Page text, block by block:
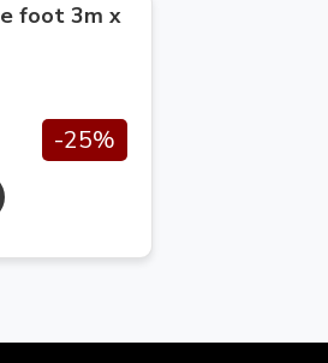
foot 3m x
-25%